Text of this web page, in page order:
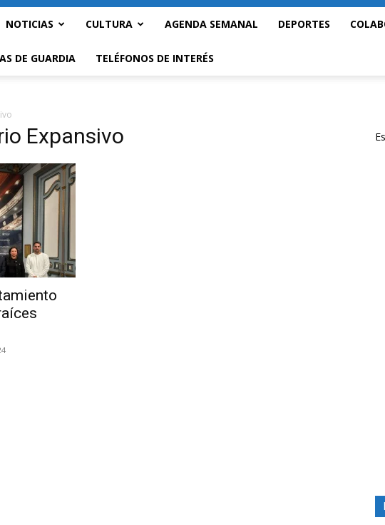
NOTICIAS CULTURA AGENDA SEMANAL DEPORTES
DE GUARDIA TELÉFONOS DE INTERÉS
Expansivo